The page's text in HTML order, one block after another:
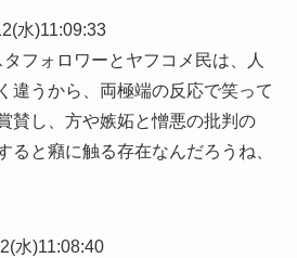
水)11:09:33
フォロワーとヤフコメ民は、人
違うから、両極端の反応で笑って
賛し、方や嫉妬と憎悪の批判の
ると癪に触る存在なんだろうね、
水)11:08:40